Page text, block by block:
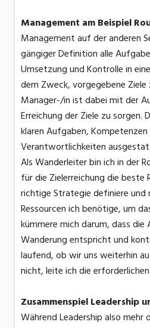
Management am Beispiel
Management auf der anderen
gängiger Definition alle
Umsetzung und Kontrolle in
dem Zweck, vorgegebene Ziele
Manager-/in ist dabei mit der
Erreichung der Ziele zu
klaren Aufgaben, Kompetenzen
Verantwortlichkeiten
Als Wanderleiter bin ich in der
für die Zielerreichung die beste
richtige Strategie definiere und
Ressourcen ich benötige, um
kümmere mich darum, dass die
Wanderung entspricht und
laufend, ob wir uns weiterhin
nicht, leite ich die
Zusammenspiel Leadership
Während Leadership also mehr